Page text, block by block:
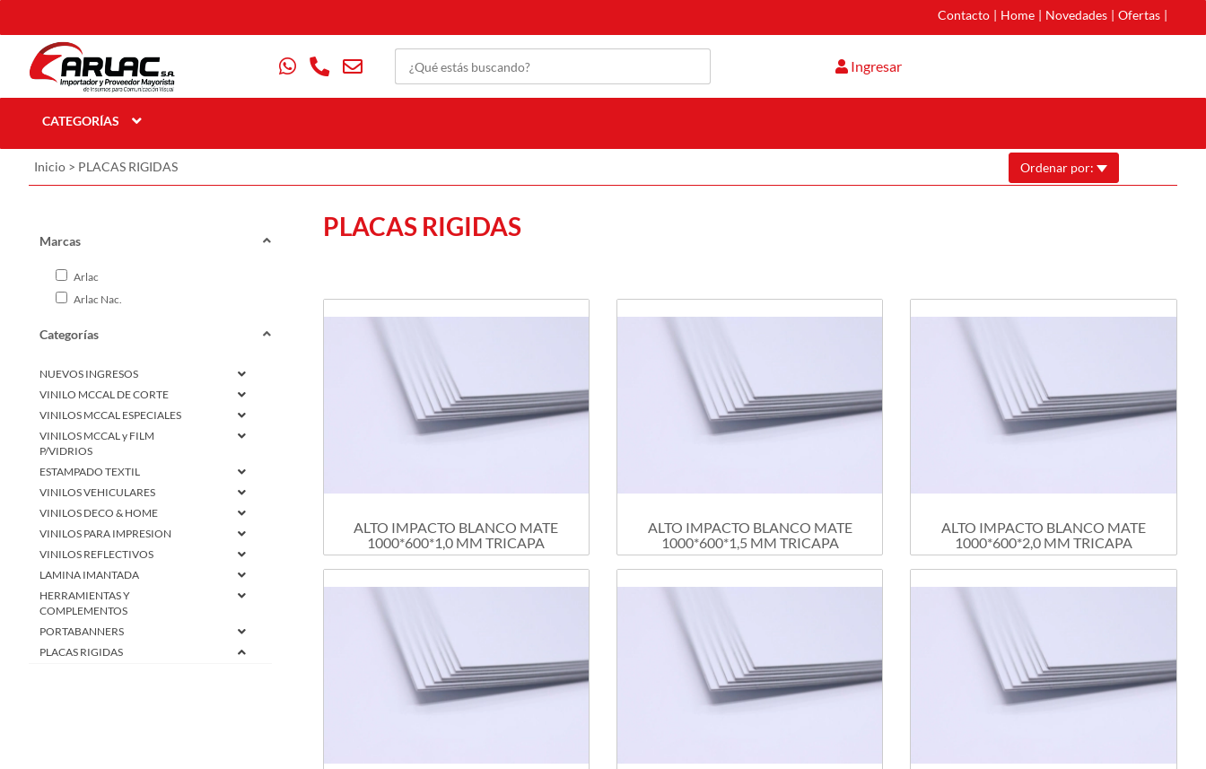
Contacto | Home | Novedades | Ofertas |
Ingresar
CATEGORÍAS
Inicio > PLACAS RIGIDAS Ordenar por:
Marcas
Arlac
Arlac Nac.
Categorías
NUEVOS INGRESOS
VINILO MCCAL DE CORTE
VINILOS MCCAL ESPECIALES
VINILOS MCCAL y FILM
P/VIDRIOS
ESTAMPADO TEXTIL
VINILOS VEHICULARES
VINILOS DECO & HOME
VINILOS PARA IMPRESION
VINILOS REFLECTIVOS
LAMINA IMANTADA
HERRAMIENTAS Y
COMPLEMENTOS
PORTABANNERS
PLACAS RIGIDAS
PLACAS RIGIDAS
ALTO IMPACTO BLANCO MATE
1000*600*1,0 MM TRICAPA
ALTO IMPACTO BLANCO MATE
1000*600*1,5 MM TRICAPA
ALTO IMPACTO BLANCO MATE
1000*600*2,0 MM TRICAPA